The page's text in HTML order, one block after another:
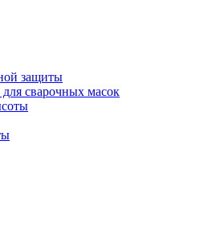
защиты
сварочных масок